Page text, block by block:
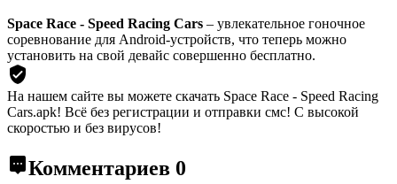
Space Race - Speed Racing Cars – увлекательное гоночное
соревнование для Android-устройств, что теперь можно
установить на свой девайс совершенно бесплатно.
На нашем сайте вы можете скачать Space Race - Speed Racing
Cars.apk! Всё без регистрации и отправки смс! С высокой
скоростью и без вирусов!
Комментариев 0